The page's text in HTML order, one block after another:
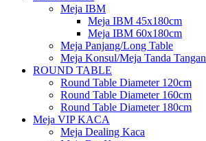
Meja IBM
Meja IBM 45x180cm
Meja IBM 60x180cm
Meja Panjang/Long Table
Meja Konsul/Meja Tanda Tangan
ROUND TABLE
Round Table Diameter 120cm
Round Table Diameter 160cm
Round Table Diameter 180cm
Meja VIP KACA
Meja Dealing Kaca